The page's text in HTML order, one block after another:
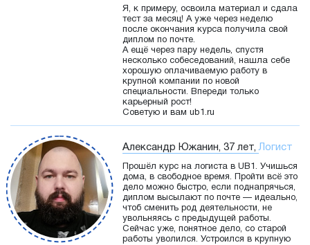
Я, к примеру, освоила материал и сдала
тест за месяц! А уже через неделю
после окончания курса получила свой
диплом по почте.
А ещё через пару недель, спустя
несколько собеседований, нашла себе
хорошую оплачиваемую работу в
крупной компании по новой
специальности. Впереди только
карьерный рост!
Советую и вам ub1.ru
Александр Южанин, 37 лет,Логист
Прошёл курс на логиста в UB1. Учишься
дома, в свободное время. Пройти всё это
дело можно быстро, если поднапрячься,
диплом высылают по почте — идеально,
чтоб сменить род деятельности, не
увольняясь с предыдущей работы.
Сейчас уже, понятное дело, со старой
работы уволился. Устроился в крупную